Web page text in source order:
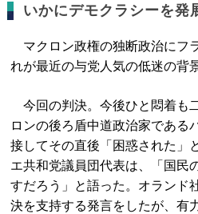
いかにデモクラシーを発
マクロン政権の独断政治にフ
れが最近の与党人気の低迷の背
今回の判決。今後ひと悶着も
ロンの後ろ盾中道政治家である
接してその直後「困惑された」
エ共和党議員団代表は、「国民
すだろう」と語った。オランド
決を支持する発言をしたが、有